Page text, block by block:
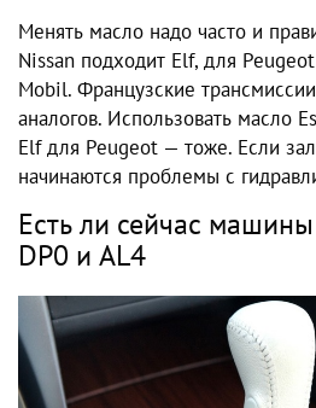
Менять масло надо часто и
Nissan подходит Elf, для
Mobil. Французские
аналогов. Использовать масло
Elf для Peugeot — тоже. Если
начинаются проблемы с
Есть ли сейчас
DP0 и AL4